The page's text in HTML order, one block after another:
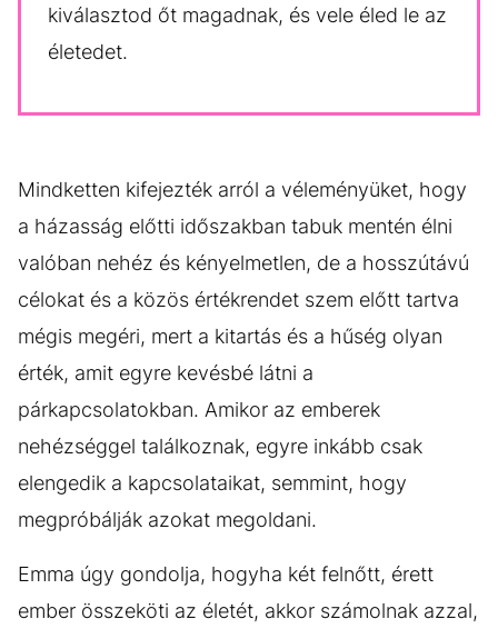
kiválasztod őt magadnak, és vele éled le az
életedet.
Mindketten kifejezték arról a véleményüket, hogy
a házasság előtti időszakban tabuk mentén élni
valóban nehéz és kényelmetlen, de a hosszútávú
célokat és a közös értékrendet szem előtt tartva
mégis megéri, mert a kitartás és a hűség olyan
érték, amit egyre kevésbé látni a
párkapcsolatokban. Amikor az emberek
nehézséggel találkoznak, egyre inkább csak
elengedik a kapcsolataikat, semmint, hogy
megpróbálják azokat megoldani.
Emma úgy gondolja, hogyha két felnőtt, érett
ember összeköti az életét, akkor számolnak azzal,